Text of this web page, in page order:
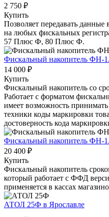
2 750 ₽
Купить
Позволяет передавать
на любых фискальных
57 Плюс Ф, 80 Плюс Ф.
Фискальный накопитель ФН-
14 000 ₽
Купить
Фискальный накопитель cо
Работает с форматом
имеет возможность
техники коды маркировки
достоверность кода
Фискальный накопитель ФН-
20 400 ₽
Купить
Фискальный накопитель
который работает с ФФД
применяется в кассах
АТОЛ 25Ф в Ярославле